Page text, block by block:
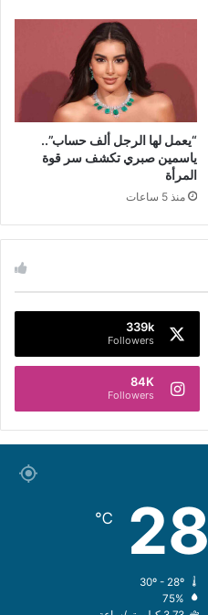
“يعمل لها الرجل ألف حساب”..
ياسمين صبري تكشف سر قوة
المرأة
منذ 5 ساعات
339k
Followers
84K
Followers
28
℃
75%